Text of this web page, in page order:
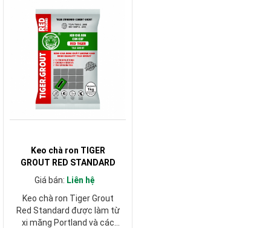
Keo chà ron TIGER
GROUT RED STANDARD
Giá bán: Liên hệ
Keo chà ron Tiger Grout
Red Standard được làm từ
xi măng Portland và các